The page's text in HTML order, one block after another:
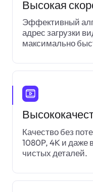
Высокая
Эффективный
адрес загрузки
максимально
Качество без
1080P, 4K и даже
чистых деталей.